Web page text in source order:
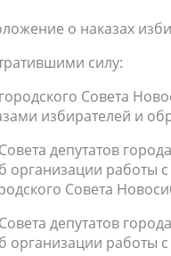
о наказах
силу:
Совета
избирателей и
депутатов
организации работы
Совета
депутатов
организации работы